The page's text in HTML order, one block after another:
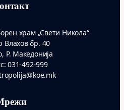
храм „Свети Никола“
Влахов бр. 40
Р. Македонија
031-492-999